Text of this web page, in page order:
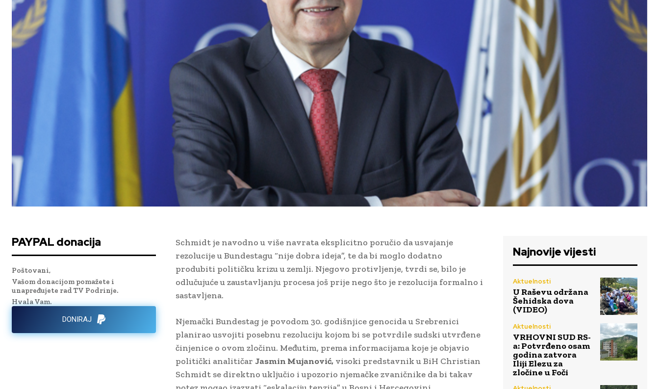
PAYPAL donacija
Poštovani,
Vašom donacijom pomažete i
unapređujete rad TV Podrinje.
Hvala Vam.
DONIRAJ
Schmidt je navodno u više navrata eksplicitno poručio da usvajanje
rezolucije u Bundestagu “nije dobra ideja”, te da bi moglo dodatno
produbiti političku krizu u zemlji. Njegovo protivljenje, tvrdi se, bilo je
odlučujuće u zaustavljanju procesa još prije nego što je rezolucija formalno i
sastavljena.
Njemački Bundestag je povodom 30. godišnjice genocida u Srebrenici
planirao usvojiti posebnu rezoluciju kojom bi se potvrdile sudski utvrđene
činjenice o ovom zločinu. Međutim, prema informacijama koje je objavio
politički analitičar Jasmin Mujanović, visoki predstavnik u BiH Christian
Schmidt se direktno uključio i upozorio njemačke zvaničnike da bi takav
Najnovije vijesti
Aktuelnosti
U Raševu održana
Šehidska dova
(VIDEO)
Aktuelnosti
VRHOVNI SUD RS-
a: Potvrđeno osam
godina zatvora
Iliji Elezu za
zločine u Foči